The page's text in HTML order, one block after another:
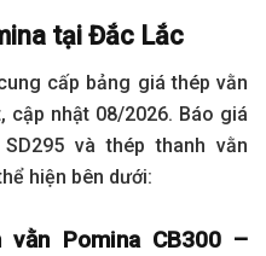
tại Đắc Lắc
cấp bảng giá thép vằn
cập nhật 08/2026. Báo giá
và thép thanh vằn
hiện bên dưới:
Pomina CB300 –